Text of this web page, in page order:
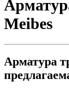
Meibes
Арматура